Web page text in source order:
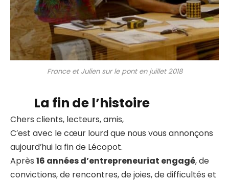
France et Julien sur le pont en juillet 2018
La fin de l’histoire
Chers clients, lecteurs, amis,
C’est avec le cœur lourd que nous vous annonçons
aujourd’hui la fin de Lécopot.
Après 16 années d’entrepreneuriat engagé, de
convictions, de rencontres, de joies, de difficultés et